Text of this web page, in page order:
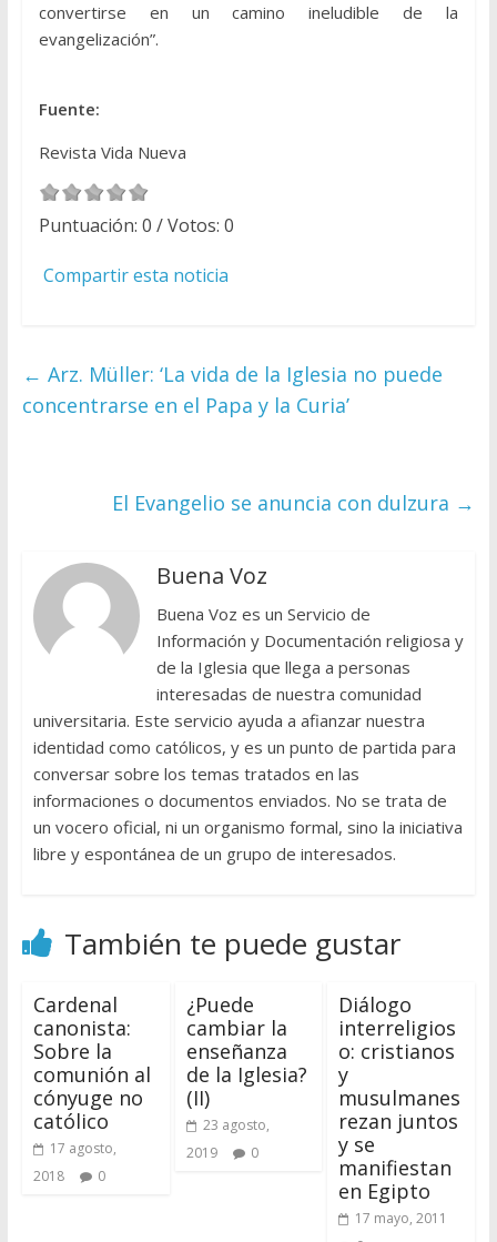
convertirse en un camino ineludible de la
evangelización”.
Fuente:
Revista Vida Nueva
Puntuación: 0 / Votos: 0
Compartir esta noticia
← Arz. Müller: ‘La vida de la Iglesia no puede
concentrarse en el Papa y la Curia’
El Evangelio se anuncia con dulzura →
Buena Voz
Buena Voz es un Servicio de
Información y Documentación religiosa y
de la Iglesia que llega a personas
interesadas de nuestra comunidad
universitaria. Este servicio ayuda a afianzar nuestra
identidad como católicos, y es un punto de partida para
conversar sobre los temas tratados en las
informaciones o documentos enviados. No se trata de
un vocero oficial, ni un organismo formal, sino la iniciativa
libre y espontánea de un grupo de interesados.
También te puede gustar
Cardenal
canonista:
Sobre la
comunión al
cónyuge no
católico
17 agosto,
2018
0
¿Puede
cambiar la
enseñanza
de la Iglesia?
(II)
23 agosto,
2019
0
Diálogo
interreligios
o: cristianos
y
musulmanes
rezan juntos
y se
manifiestan
en Egipto
17 mayo, 2011